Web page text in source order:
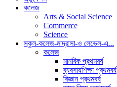
কলেজ
Arts & Social Science
Commerce
Science
স্কুল-কলেজ-মাদ্রাসা-ও লেভেল-এ...
কলেজ
মানবিক প্রথমবর্ষ
ব্যবসায়শিক্ষা প্রথমবর্ষ
বিজ্ঞান প্রথমবর্ষ